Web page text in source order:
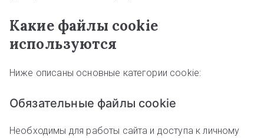
Какие файлы cookie
используются
Ниже описаны основные категории cookie:
Обязательные файлы cookie
Необходимы для работы сайта и доступа к личному